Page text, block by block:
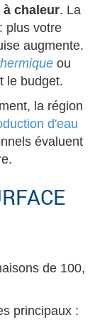
chaleur. La
plus votre
augmente.
ou
le budget.
la région
d'eau
évaluent
de 100,
principaux :